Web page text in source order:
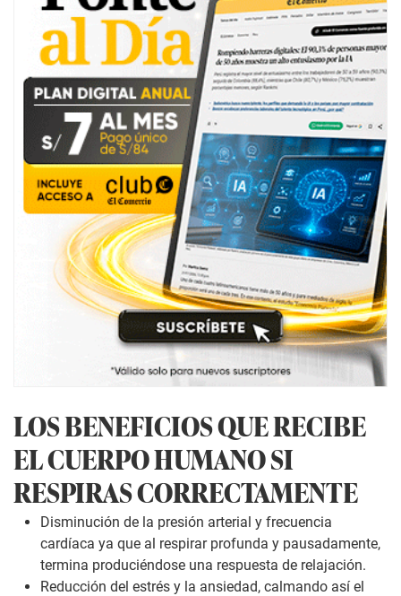
LOS BENEFICIOS QUE RECIBE
EL CUERPO HUMANO SI
RESPIRAS CORRECTAMENTE
Disminución de la presión arterial y frecuencia
cardíaca ya que al respirar profunda y pausadamente,
termina produciéndose una respuesta de relajación.
Reducción del estrés y la ansiedad, calmando así el